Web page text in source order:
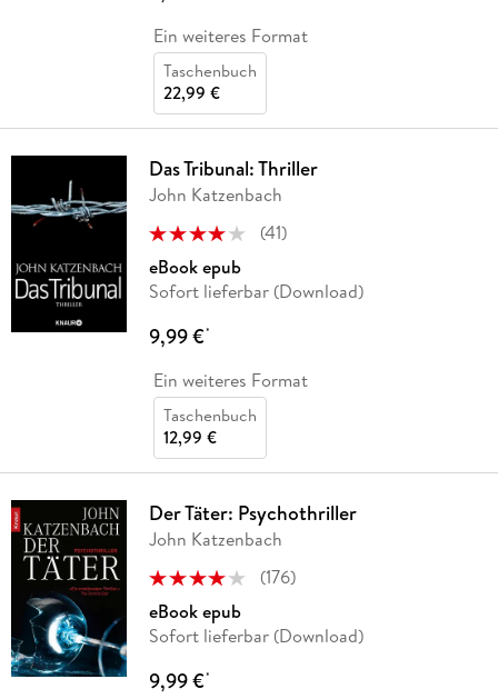
Ein weiteres Format
Taschenbuch
22,99 €
Das Tribunal: Thriller
John Katzenbach
(41)
eBook epub
Sofort lieferbar (Download)
9,99 €*
Ein weiteres Format
Taschenbuch
12,99 €
Der Täter: Psychothriller
John Katzenbach
(176)
eBook epub
Sofort lieferbar (Download)
9,99 €*